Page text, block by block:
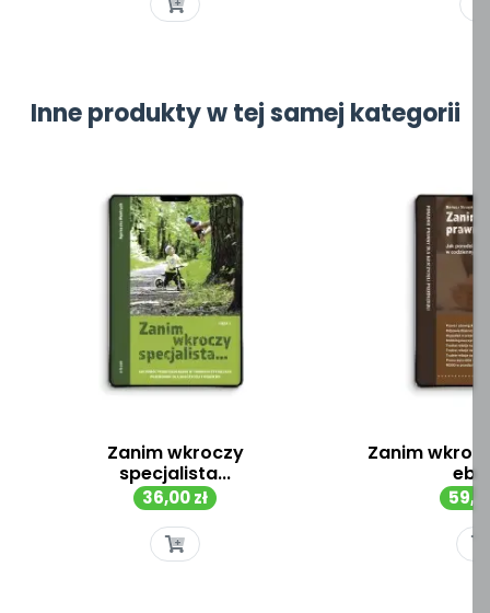
Inne produkty w tej samej kategorii
Zanim wkroczy
specjalista...
Cena
36,00 zł
Zanim